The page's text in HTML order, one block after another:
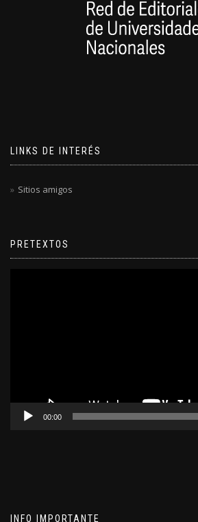
LINKS DE INTERÉS
Sitios amigos
PRETEXTOS
00:00
INFO IMPORTANTE